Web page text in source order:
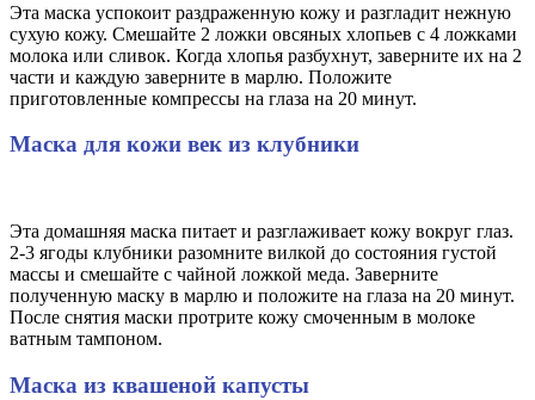
Эта маска успокоит раздраженную кожу и разгладит нежную
сухую кожу. Смешайте 2 ложки овсяных хлопьев с 4 ложками
молока или сливок. Когда хлопья разбухнут, заверните их на 2
части и каждую заверните в марлю. Положите
приготовленные компрессы на глаза на 20 минут.
Маска для кожи век из клубники
Эта домашняя маска питает и разглаживает кожу вокруг глаз.
2-3 ягоды клубники разомните вилкой до состояния густой
массы и смешайте с чайной ложкой меда. Заверните
полученную маску в марлю и положите на глаза на 20 минут.
После снятия маски протрите кожу смоченным в молоке
ватным тампоном.
Маска из квашеной капусты